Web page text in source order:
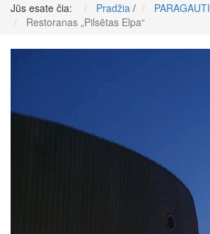
Jūs esate čia:
Pradžia / PARAGAUTI
Restoranas „Pilsētas Elpa“